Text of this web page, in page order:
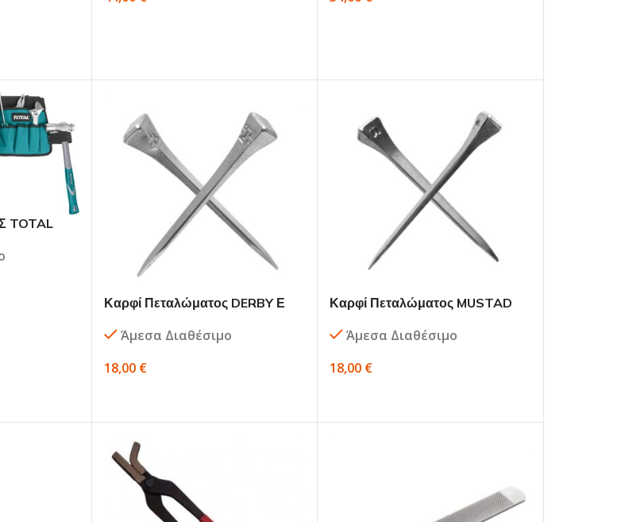
TOTAL
Καρφί Πεταλώματος DERBY Ε
Άμεσα Διαθέσιμο
18,00 €
Καρφί Πεταλώματος MUSTAD
Άμεσα Διαθέσιμο
18,00 €